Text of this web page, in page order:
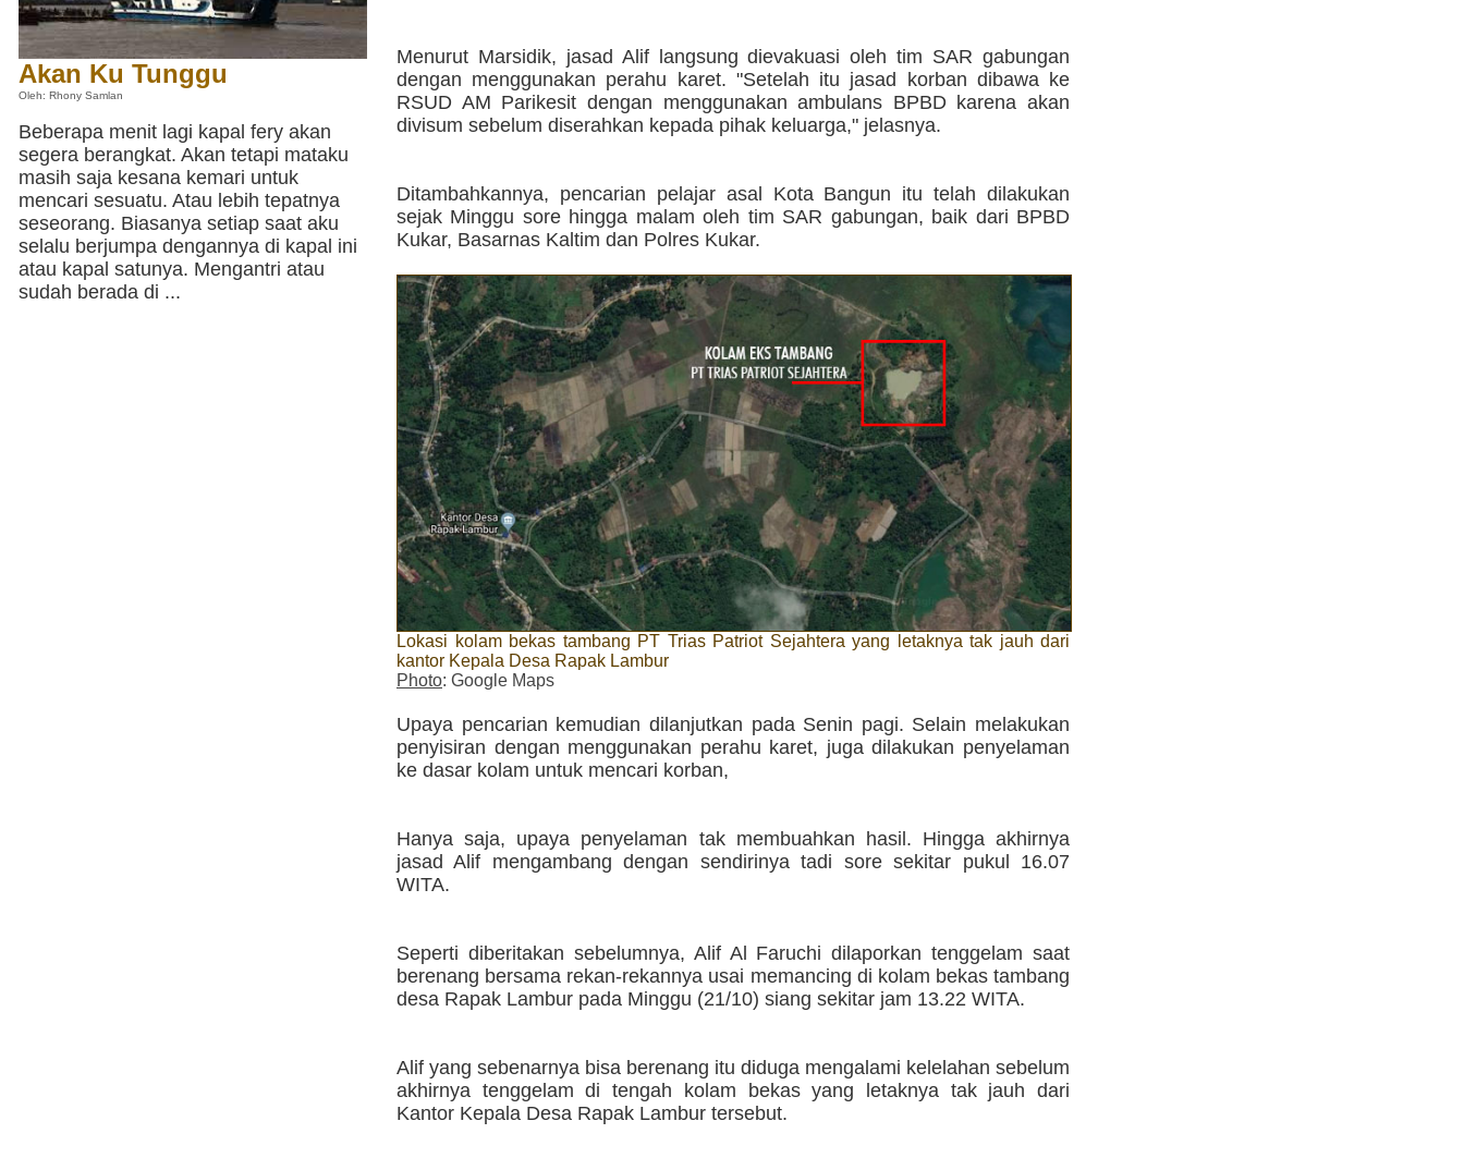
Akan Ku Tunggu
Oleh: Rhony Samlan
Beberapa menit lagi kapal fery akan
segera berangkat. Akan tetapi mataku
masih saja kesana kemari untuk
mencari sesuatu. Atau lebih tepatnya
seseorang. Biasanya setiap saat aku
selalu berjumpa dengannya di kapal ini
atau kapal satunya. Mengantri atau
sudah berada di ...
Menurut Marsidik, jasad Alif langsung dievakuasi oleh tim SAR gabungan
dengan menggunakan perahu karet. "Setelah itu jasad korban dibawa ke
RSUD AM Parikesit dengan menggunakan ambulans BPBD karena akan
divisum sebelum diserahkan kepada pihak keluarga," jelasnya.
Ditambahkannya, pencarian pelajar asal Kota Bangun itu telah dilakukan
sejak Minggu sore hingga malam oleh tim SAR gabungan, baik dari BPBD
Kukar, Basarnas Kaltim dan Polres Kukar.
Lokasi kolam bekas tambang PT Trias Patriot Sejahtera yang letaknya tak jauh dari
kantor Kepala Desa Rapak Lambur
Photo: Google Maps
Upaya pencarian kemudian dilanjutkan pada Senin pagi. Selain melakukan
penyisiran dengan menggunakan perahu karet, juga dilakukan penyelaman
ke dasar kolam untuk mencari korban,
Hanya saja, upaya penyelaman tak membuahkan hasil. Hingga akhirnya
jasad Alif mengambang dengan sendirinya tadi sore sekitar pukul 16.07
WITA.
Seperti diberitakan sebelumnya, Alif Al Faruchi dilaporkan tenggelam saat
berenang bersama rekan-rekannya usai memancing di kolam bekas tambang
desa Rapak Lambur pada Minggu (21/10) siang sekitar jam 13.22 WITA.
Alif yang sebenarnya bisa berenang itu diduga mengalami kelelahan sebelum
akhirnya tenggelam di tengah kolam bekas yang letaknya tak jauh dari
Kantor Kepala Desa Rapak Lambur tersebut.